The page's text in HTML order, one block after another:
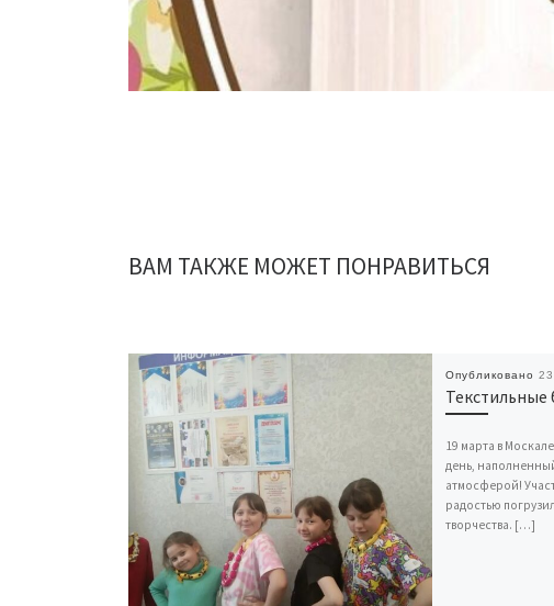
ВАМ ТАКЖЕ МОЖЕТ ПОНРАВИТЬСЯ
Опубликовано
Текстильные
19 марта в
день,
атмосферой!
радостью
творчества. […]